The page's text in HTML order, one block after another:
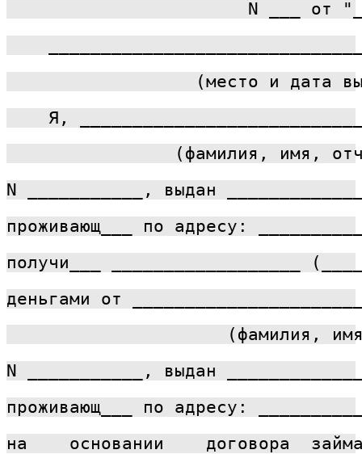
N ___ от
(место и дата
Я,
(фамилия, имя,
N ___________, выдан
проживающ___ по адресу:
получи___ __________________
деньгами от
(фамилия,
N ___________, выдан
проживающ___ по адресу:
на    основании    договора